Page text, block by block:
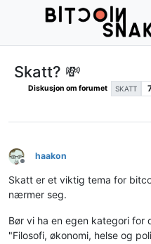
Skatt? 💸
Diskusjon om forumet SKATT
Frakoblet
haakon
Skatt er et viktig tema for
nærmer seg.
Bør vi ha en egen kategori for
"Filosofi, økonomi, helse og